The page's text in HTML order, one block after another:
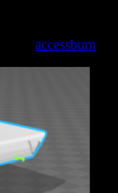
accessburn